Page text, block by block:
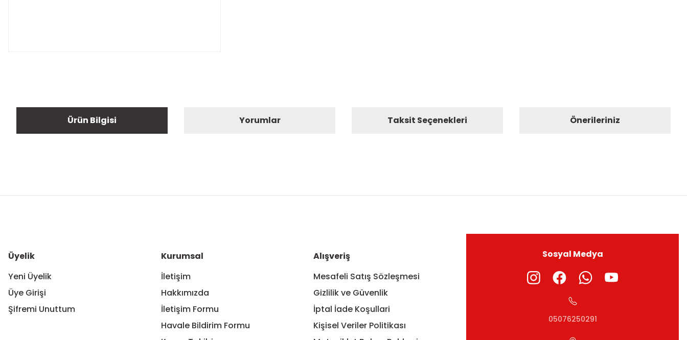
Ürün Bilgisi Yorumlar Taksit Seçenekleri Önerileriniz
Ürün bilgilerinde hatalar bulunuyor.
Üyelik
Yeni Üyelik
Üye Girişi
Şifremi Unuttum
Kurumsal
İletişim
Hakkımızda
İletişim Formu
Havale Bildirim Formu
Alışveriş
Mesafeli Satış Sözleşmesi
Gizlilik ve Güvenlik
İptal İade Koşullari
Kişisel Veriler Politikası
Sosyal Medya
05076250291